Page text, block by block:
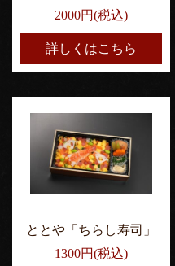
2000円(税込)
詳しくはこちら
ととや「ちらし寿司」
1300円(税込)